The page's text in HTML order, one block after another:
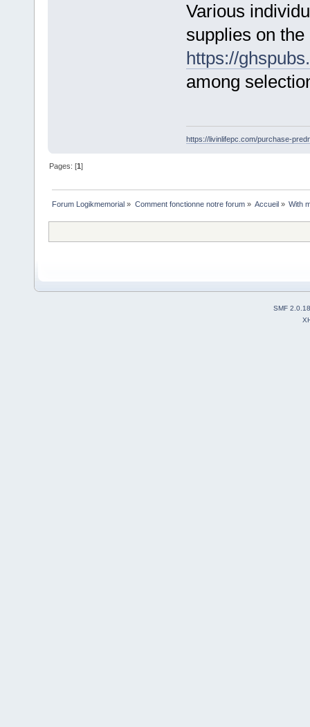
Various
supplies on
https://
among
https://livinlifepc.com/purchase-
Pages: [1]
Forum Logikmemorial » Comment fonctionne notre forum» Accueil» With
SMF 2.0.18